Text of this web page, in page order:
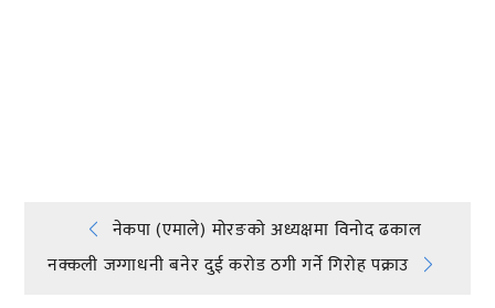
Postनेकपा (एमाले) मोरङको अध्यक्षमा विनोद ढकाल
नक्कली जग्गाधनी बनेर दुई करोड ठगी गर्ने गिरोह पक्राउ